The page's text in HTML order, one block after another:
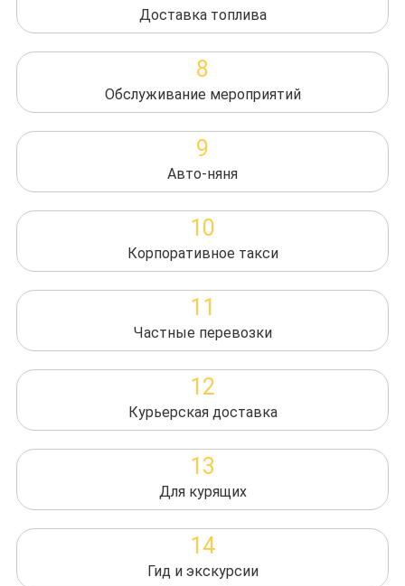
Доставка топлива
8
Обслуживание мероприятий
9
Авто-няня
10
Корпоративное такси
11
Частные перевозки
12
Курьерская доставка
13
Для курящих
14
Гид и экскурсии